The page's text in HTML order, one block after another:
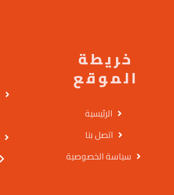
خريطة
الموقع
الرئيسية
اتصل بنا
سياسة الخصوصية